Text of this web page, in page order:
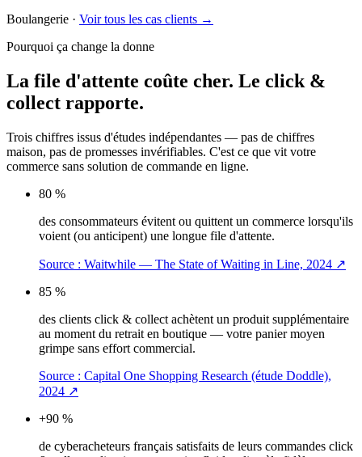
Boulangerie · Voir tous les cas clients →
Pourquoi ça change la donne
La file d'attente coûte cher. Le click &
collect rapporte.
Trois chiffres issus d'études indépendantes — pas de chiffres
maison, pas de promesses invérifiables. C'est ce que vit votre
commerce sans solution de commande en ligne.
80 %
des consommateurs évitent ou quittent un commerce lorsqu'ils
voient (ou anticipent) une longue file d'attente.
Source : Waitwhile — The State of Waiting in Line, 2024 ↗
85 %
des clients click & collect achètent un produit supplémentaire
au moment du retrait en boutique — votre panier moyen
grimpe sans effort commercial.
Source : Capital One Shopping Research (étude Doddle),
2024 ↗
+90 %
de cyberacheteurs français satisfaits de leurs commandes click